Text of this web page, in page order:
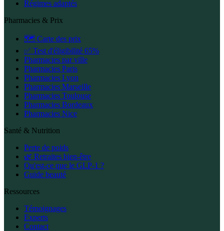
Régimes adaptés
Pharmacies & Prix
🗺️ Carte des prix
✅ Test d'éligibilité 65%
Pharmacies par ville
Pharmacies Paris
Pharmacies Lyon
Pharmacies Marseille
Pharmacies Toulouse
Pharmacies Bordeaux
Pharmacies Nice
Santé & Nutrition
Perte de poids
🌿 Retraites bien-être
Qu'est-ce que le GLP-1 ?
Guide beauté
Ressources
Témoignages
Experts
Contact